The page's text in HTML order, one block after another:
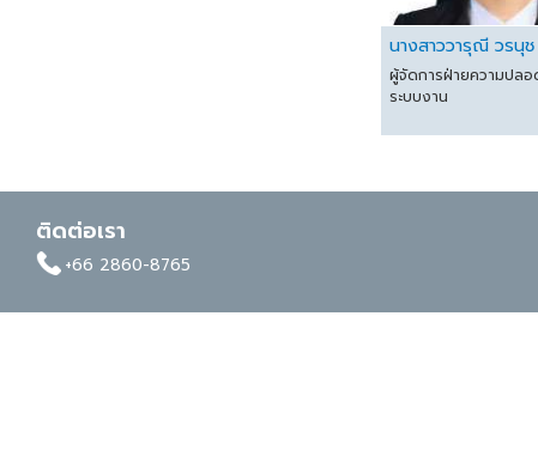
นางสาววารุณี วรนุช
ผู้จัดการฝ่ายความปลอ
ระบบงาน
ติดต่อเรา
+66 2860-8765